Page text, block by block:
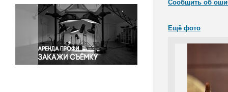
Светская жизнь
Спорт
Экология
Экономика и бизнес
Сообщить об
Ещё фото